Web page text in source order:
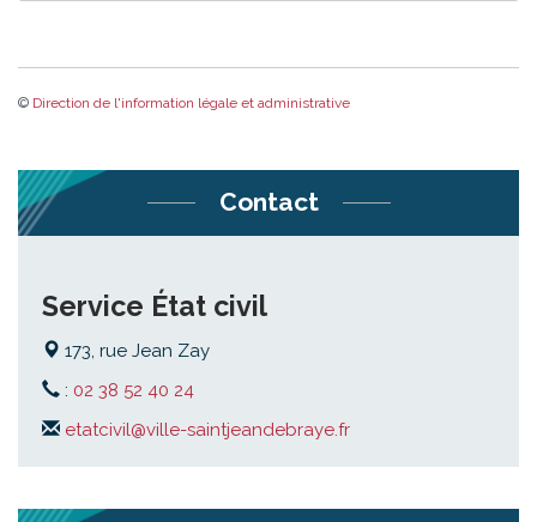
© Direction de l'information légale et administrative
Contact
Service État civil
173, rue Jean Zay
: 02 38 52 40 24
etatcivil@ville-saintjeandebraye.fr